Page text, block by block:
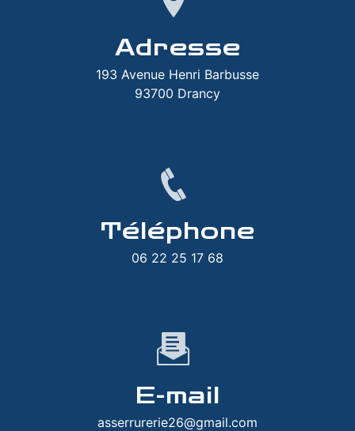
Adresse
193 Avenue Henri Barbusse
93700 Drancy
Téléphone
06 22 25 17 68
E-mail
asserrurerie26@gmail.com